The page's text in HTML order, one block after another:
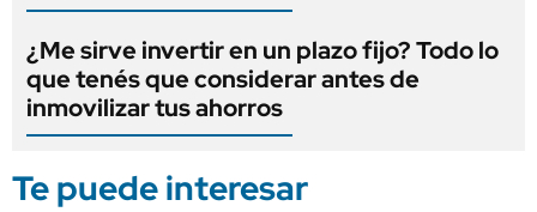
¿Me sirve invertir en un plazo fijo? Todo lo
que tenés que considerar antes de
inmovilizar tus ahorros
Te puede interesar